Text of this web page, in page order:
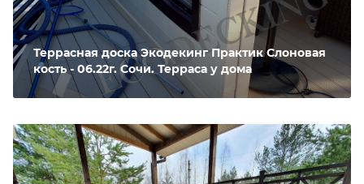
Террасная доска Экодекинг Практик Слоновая
кость - 06.22г. Сочи. Терраса у дома